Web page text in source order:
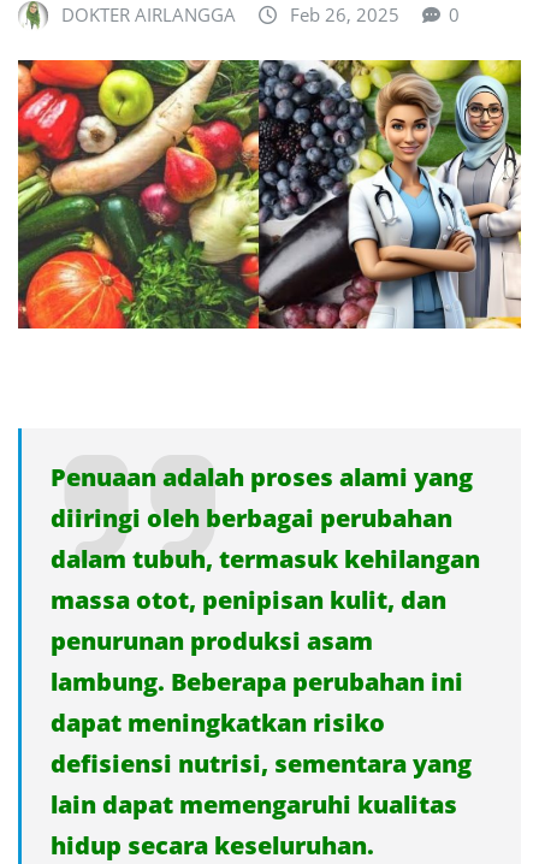
DOKTER AIRLANGGA Feb 26, 2025 0
Penuaan adalah proses alami yang
diiringi oleh berbagai perubahan
dalam tubuh, termasuk kehilangan
massa otot, penipisan kulit, dan
penurunan produksi asam
lambung. Beberapa perubahan ini
dapat meningkatkan risiko
defisiensi nutrisi, sementara yang
lain dapat memengaruhi kualitas
hidup secara keseluruhan.